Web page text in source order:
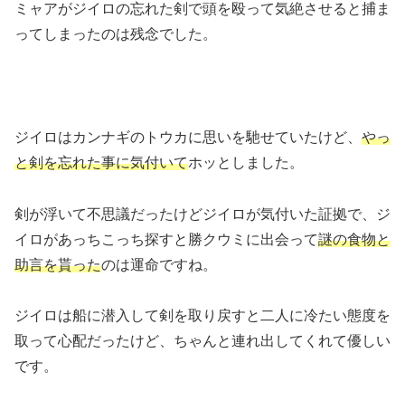
ミャアがジイロの忘れた剣で頭を殴って気絶させると捕ま
ってしまったのは残念でした。
ジイロはカンナギのトウカに思いを馳せていたけど、 やっ
と剣を忘れた事に気付いてホッとしました。
剣が浮いて不思議だったけどジイロが気付いた証拠で、ジ
イロがあっちこっち探すと勝クウミに出会って謎の食物と
助言を貰ったのは運命ですね。
ジイロは船に潜入して剣を取り戻すと二人に冷たい態度を
取って心配だったけど、ちゃんと連れ出してくれて優しい
です。